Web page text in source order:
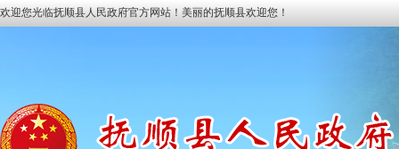
欢迎您光临抚顺县人民政府官方网站！美丽的抚顺县欢迎您！